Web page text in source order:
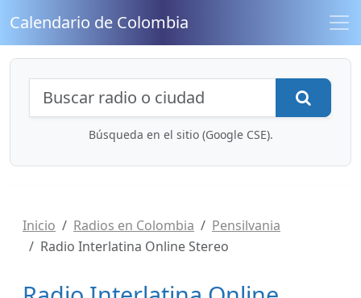
Calendario de Colombia
Búsqueda de radios y contenidos
Búsqueda en el sitio (Google CSE).
Inicio Radios en Colombia
Pensilvania
Radio Interlatina Online Stereo